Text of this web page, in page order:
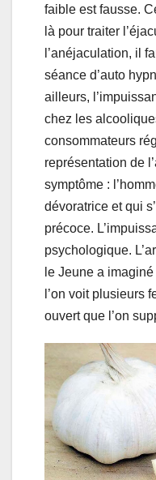
faible est fausse.
là pour traiter
l’anéjaculation, il
séance d’auto
ailleurs,
chez les
consommateurs
représentation de
symptôme :
dévoratrice et qui
précoce.
psychologique.
le Jeune a
l’on voit plusieurs
ouvert que l’on